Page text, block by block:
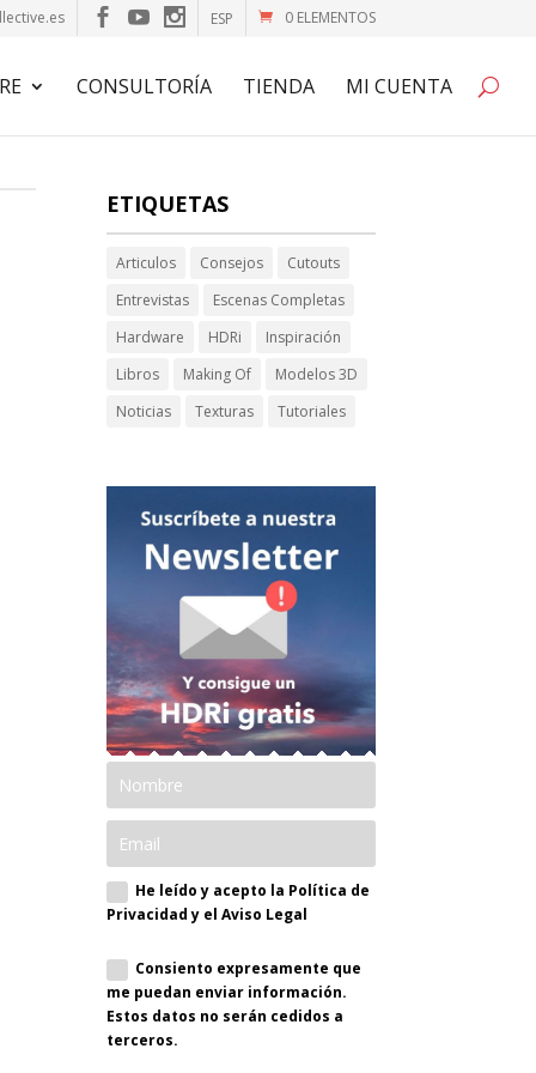
0 ELEMENTOS
ESP
CONSULTORÍA TIENDA MI CUENTA
ETIQUETAS
Articulos Consejos
Cutouts
Entrevistas
Escenas Completas
Hardware
HDRi
Inspiración
Libros
Making Of
Modelos 3D
Noticias
Texturas Tutoriales
He leído y acepto la Política de
Privacidad y el Aviso Legal
Consiento expresamente que
me puedan enviar información.
Estos datos no serán cedidos a
terceros.